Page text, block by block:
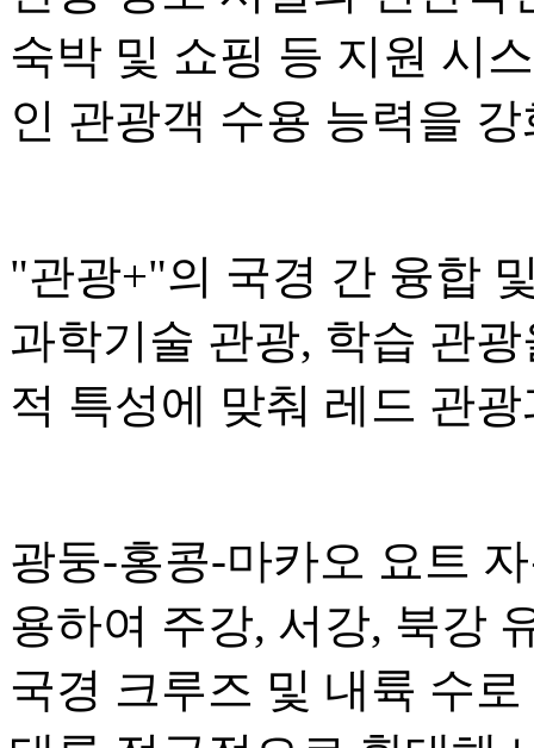
숙박 및 쇼핑 등 지원 시
인 관광객 수용 능력을
"관광+"의 국경 간 융합
과학기술 관광, 학습 관
적 특성에 맞춰 레드 관
광둥-홍콩-마카오 요트
용하여 주강, 서강, 북강
국경 크루즈 및 내륙 수